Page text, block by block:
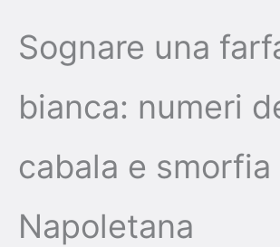
Sognare una
bianca: numeri
cabala e smorfia
Napoletana